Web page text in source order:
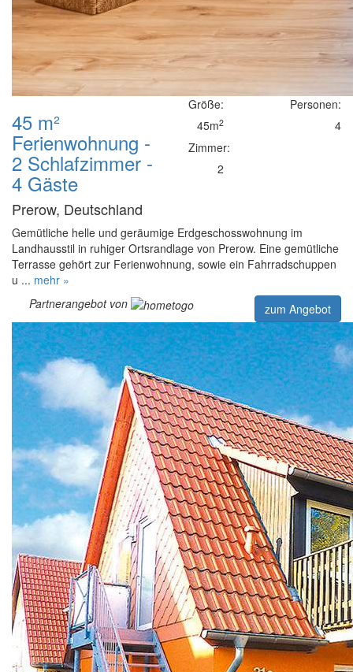
45 m²
Ferienwohnung -
2 Schlafzimmer -
4 Gäste
Prerow, Deutschland
Größe:
45m2
Zimmer:
2
Personen:
4
Gemütliche helle und geräumige Erdgeschosswohnung im
Landhausstil in ruhiger Ortsrandlage von Prerow. Eine gemütliche
Terrasse gehört zur Ferienwohnung, sowie ein Fahrradschuppen
u ... mehr »
Partnerangebot von
zum Angebot